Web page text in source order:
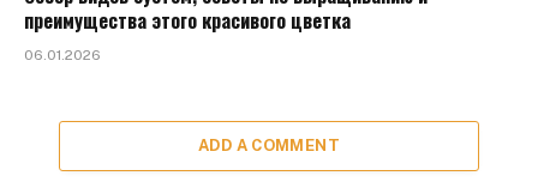
преимущества этого красивого цветка
06.01.2026
ADD A COMMENT